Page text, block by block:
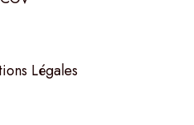
Légales